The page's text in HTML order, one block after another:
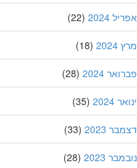
2024
(22)
(18)
2024
(28)
2024
(35)
2023
(33)
2023
(28)